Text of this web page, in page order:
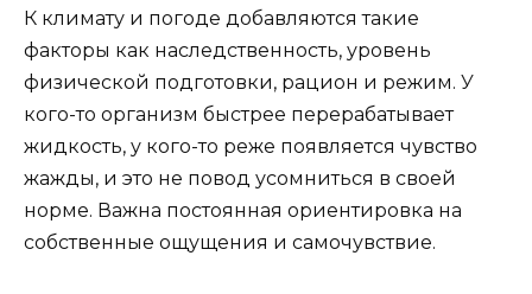
К климату и погоде добавляются такие
факторы как наследственность, уровень
физической подготовки, рацион и режим. У
кого-то организм быстрее перерабатывает
жидкость, у кого-то реже появляется чувство
жажды, и это не повод усомниться в своей
норме. Важна постоянная ориентировка на
собственные ощущения и самочувствие.